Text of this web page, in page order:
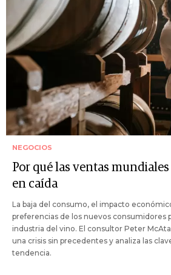
NEGOCIOS
Por qué las ventas
en caída
La baja del consumo, el impacto
preferencias de los nuevos consumidores
industria del vino. El consultor Peter
una crisis sin precedentes y analiza las
tendencia.